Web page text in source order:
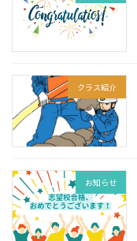
クラス紹介
お知らせ